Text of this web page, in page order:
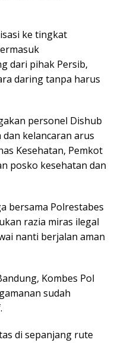
ke tingkat
dari pihak Persib,
daring tanpa harus
personel Dishub
kelancaran arus
Kesehatan, Pemkot
posko kesehatan dan
bersama Polrestabes
razia miras ilegal
nanti berjalan aman
Kombes Pol
sudah
di sepanjang rute